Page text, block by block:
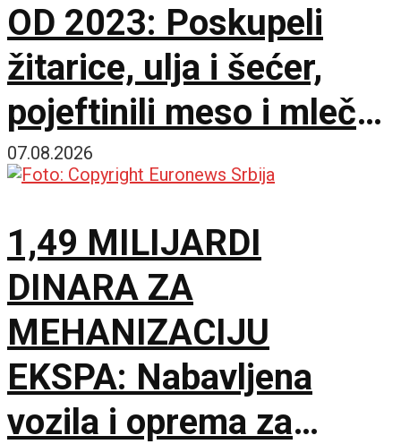
OD 2023: Poskupeli
žitarice, ulja i šećer,
pojeftinili meso i mlečni
proizvodi
07.08.2026
1,49 MILIJARDI
DINARA ZA
MEHANIZACIJU
EKSPA: Nabavljena
vozila i oprema za